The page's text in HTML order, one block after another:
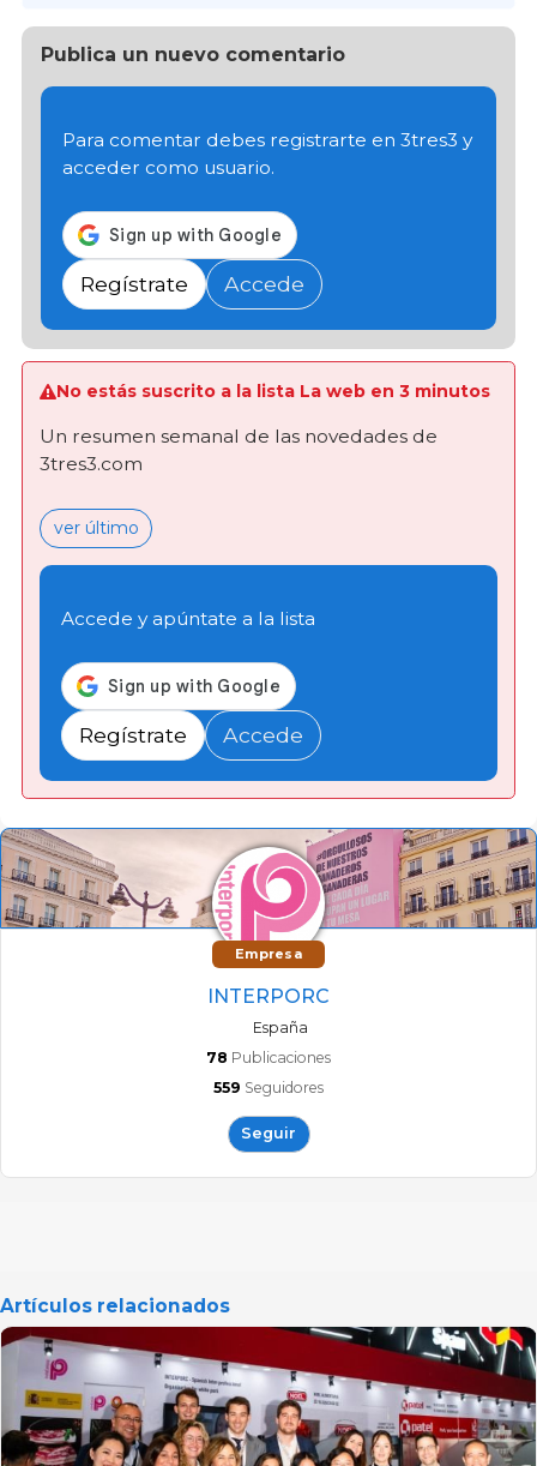
Publica un nuevo comentario
Para comentar debes registrarte en 3tres3 y
acceder como usuario.
Regístrate Accede
No estás suscrito a la lista La web en 3 minutos
Un resumen semanal de las novedades de
3tres3.com
ver último
Accede y apúntate a la lista
Regístrate Accede
Empresa
INTERPORC
España
78 Publicaciones
559 Seguidores
Seguir
Artículos relacionados